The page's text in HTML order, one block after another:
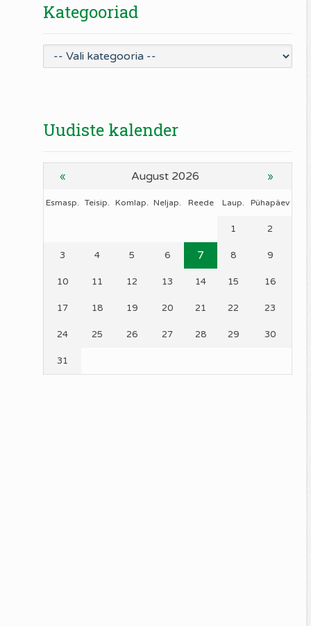
Kategooriad
Uudiste kalender
« August 2026 »
Esmasp. Teisip. Komlap. Neljap. Reede Laup. Pühapäev
1 2
3 4 5 6 7 8 9
10 11 12 13 14 15 16
17 18 19 20 21 22 23
24 25 26 27 28 29 30
31